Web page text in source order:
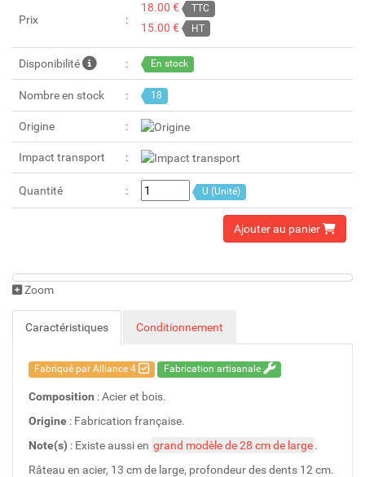
Prix
18.00 € TTC
15.00 € HT
Disponibilité En stock
Nombre en stock 18
Origine
Impact transport
Quantité U (Unité)
Ajouter au panier
Zoom
Caractéristiques Conditionnement
Fabriqué par Alliance 4 Fabrication artisanale
Composition : Acier et bois.
Origine : Fabrication française.
Note(s) : Existe aussi en grand modèle de 28 cm de large.
Râteau en acier, 13 cm de large, profondeur des dents 12 cm.